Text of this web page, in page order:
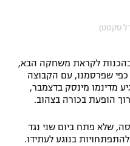
טקסט)
לקראת משחקה הבא,
שני נגד הפועל חדרה (21:00). כפי שפרסמנו, עם הקבוצה
מדינמו מינסק בדצמבר,
הופעת בכורה בצהוב.
שלא פתח ביום שני נגד
בנוגע לעתידו.